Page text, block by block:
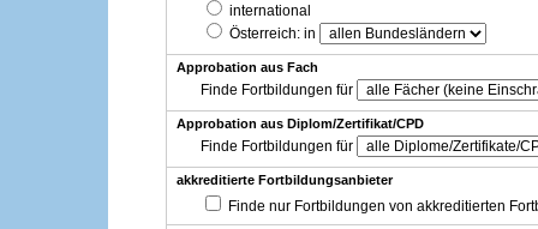
international
Österreich: in
Approbation aus Fach
Finde Fortbildungen für
Approbation aus Diplom/Zertifikat/CPD
Finde Fortbildungen für
akkreditierte Fortbildungsanbieter
Finde nur Fortbildungen von akkreditierten